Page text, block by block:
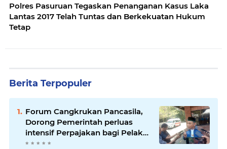
Polres Pasuruan Tegaskan Penanganan Kasus Laka
Lantas 2017 Telah Tuntas dan Berkekuatan Hukum
Tetap
Berita Terpopuler
Forum Cangkrukan Pancasila,
Dorong Pemerintah perluas
intensif Perpajakan bagi Pelaku
Usaha UMKM.